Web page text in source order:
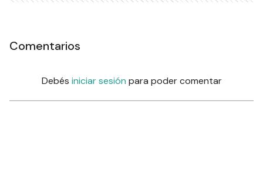
Comentarios
Debés iniciar sesión para poder comentar